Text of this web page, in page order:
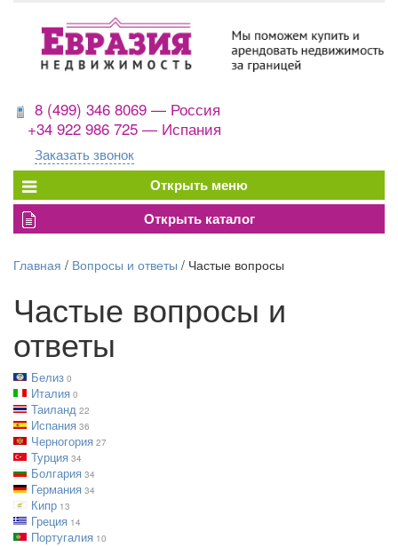
8 (499) 346 8069 — Россия
+34 922 986 725 — Испания
Заказать звонок
Главная / Вопросы и ответы / Частые вопросы
Частые вопросы и
ответы
Белиз 0
Италия 0
Таиланд 22
Испания 36
Черногория 27
Турция 34
Болгария 34
Германия 34
Кипр 13
Греция 14
Португалия 10